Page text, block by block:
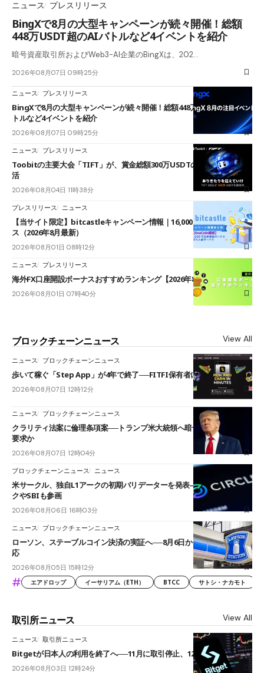
ニュース プレスリリース
BingXで8月の大型キャンペーンが続々開催！総額
448万USDT超のAIバトルなど4イベントを紹介
暗号資産取引所およびWeb3-AI企業のBingXは、202…
2026年08月07日 09時25分
ニュース プレスリリース
BingXで8月の大型キャンペーンが続々開催！総額448万USDT超のAIバ
トルなど4イベントを紹介
2026年08月07日 09時25分
ニュース プレスリリース
Toobitの主要大会「TIFT」が、賞金総額300万USDTのレースとして復
活
2026年08月04日 11時38分
プレスリリース ニュース
【当サイト限定】bitcastleキャンペーン情報｜16,000円口座開設ボーナ
ス（2026年8月最新）
2026年08月01日 08時12分
ニュース プレスリリース
海外FX口座開設ボーナスおすすめランキング【2026年8月最新】
2026年08月01日 07時40分
ブロックチェーンニュース View All
ニュース ブロックチェーンニュース
歩いて稼ぐ「Step App」が4年で終了──FITFI保有者に対応呼びかけ
2026年08月07日 12時12分
ニュース ブロックチェーンニュース
クラリティ法案に倫理条項案──トランプ米大統領へ暗号資産事業の売却
要求か
2026年08月07日 12時04分
ブロックチェーンニュース ニュース
米サークル、独自L1アークの初期バリデーターを発表――ブラックロッ
クやSBIも参画
2026年08月06日 16時03分
ニュース ブロックチェーンニュース
ローソン、ステーブルコイン決済の実証へ──8月6日からJPYCやUSDC対
応
2026年08月05日 15時12分
# エアドロップ イーサリアム（ETH） BTCC サトシ・ナカモト
取引所ニュース View All
ニュース 取引所ニュース
Bitgetが日本人の利用を終了へ──11月に取引停止、12月末に強制決済
2026年08月03日 12時24分